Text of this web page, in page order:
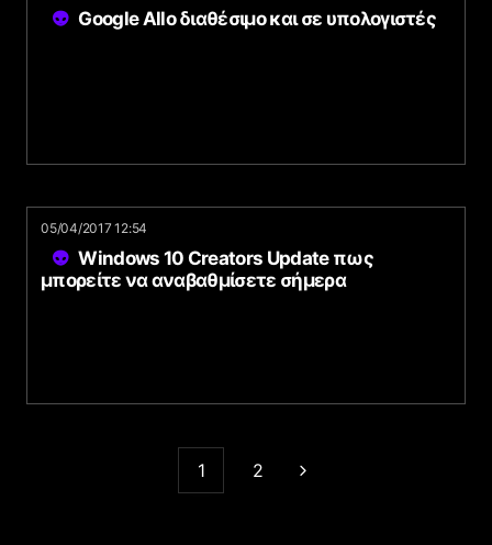
Google Allo διαθέσιμο και σε υπολογιστές
05/04/2017 12:54
Windows 10 Creators Update πως
μπορείτε να αναβαθμίσετε σήμερα
1 2